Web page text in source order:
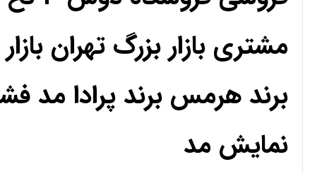
مشتری بازار بزرگ تهران
برند هرمس برند پرادا مد
نمایش مد